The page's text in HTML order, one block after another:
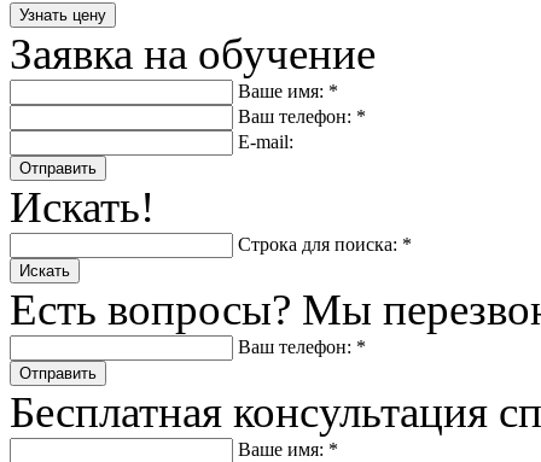
Заявка на обучение
Ваше имя: *
Ваш телефон: *
E-mail:
Отправить
Искать!
Строка для поиска: *
Искать
Есть вопросы? Мы
Ваш телефон: *
Отправить
Бесплатная консультация
Ваше имя: *